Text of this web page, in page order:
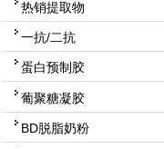
热销提取物
一抗/二抗
蛋白预制胶
葡聚糖凝胶
BD脱脂奶粉